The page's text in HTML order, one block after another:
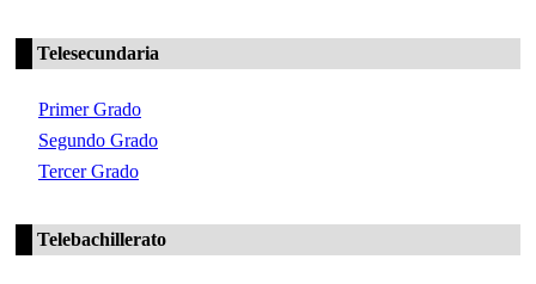
Telesecundaria
Primer Grado
Segundo Grado
Tercer Grado
Telebachillerato